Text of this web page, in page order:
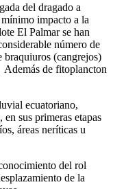
del dragado a
impacto a la
El Palmar se han
número de
braquiuros (cangrejos)
Además de fitoplancton
ecuatoriano,
sus primeras etapas
áreas neríticas u
del rol
de la